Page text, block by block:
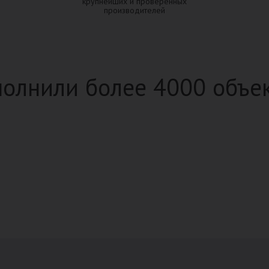
производителей
более 4000